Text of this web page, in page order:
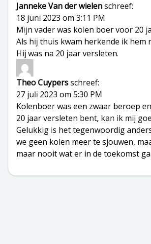
Janneke Van der wielenschreef:
18 juni 2023 om 3:11 PM
Mijn vader was kolen boer voor 20
Als hij thuis kwam herkende ik hem
Hij was na 20 jaar versleten.
Theo Cuypersschreef:
27 juli 2023 om 5:30 PM
Kolenboer was een zwaar beroep
20 jaar versleten bent, kan ik mij
Gelukkig is het tegenwoordig
we geen kolen meer te sjouwen,
maar nooit wat er in de toekomst